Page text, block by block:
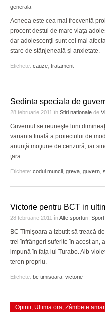
generala
Acneea este cea mai frecventă
procent destul de mare viaţa
dar adolescenţii sunt cei mai
stare de stânjeneală şi anxietate.
Etichete: cauze tratament
Sedinta speciala de
28 februarie 2011 în Stiri nationale de
Guvernul se reuneşte luni
varianta finală a proiectului de
anunţă moţiune de cenzură, iar
ţara.
Etichete: codul muncii greva guvern
Victorie pentru BCT in
28 februarie 2011 înAlte sporturi Sport
BC Timişoara a izbutit să treacă
trei înfrângeri suferite în acest an,
impună în faţa lui Turabo. Alb-
teren propriu.
Etichete: bc timisoara victorie
Opinii, Ultima ora, Zâmbete